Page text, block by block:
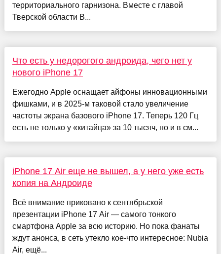
территориального гарнизона. Вместе с главой
Тверской области В...
Что есть у недорогого андроида, чего нет у
нового iPhone 17
Ежегодно Apple оснащает айфоны инновационными
фишками, и в 2025-м таковой стало увеличение
частоты экрана базового iPhone 17. Теперь 120 Гц
есть не только у «китайца» за 10 тысяч, но и в см...
iPhone 17 Air еще не вышел, а у него уже есть
копия на Андроиде
Всё внимание приковано к сентябрьской
презентации iPhone 17 Air — самого тонкого
смартфона Apple за всю историю. Но пока фанаты
ждут анонса, в сеть утекло кое-что интересное: Nubia
Air, ещё...